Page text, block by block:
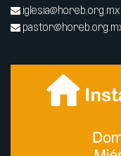
iglesia@horeb.org.mx